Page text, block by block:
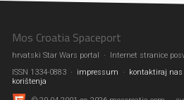
Mos Croatia Spaceport
hrvatski Star Wars portal · Internet stranice
ISSN 1334-0883 ·
impressum · kontaktiraj nas
korištenja